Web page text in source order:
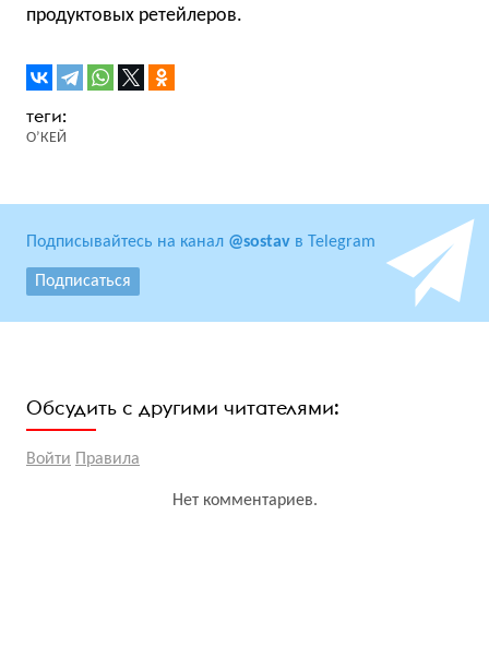
продуктовых ретейлеров.
О’КЕЙ
Подписывайтесь на канал @sostav в Telegram
Подписаться
Обсудить с другими читателями:
Войти Правила
Нет комментариев.